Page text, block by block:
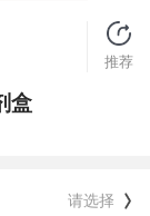
推荐
盒
请选择